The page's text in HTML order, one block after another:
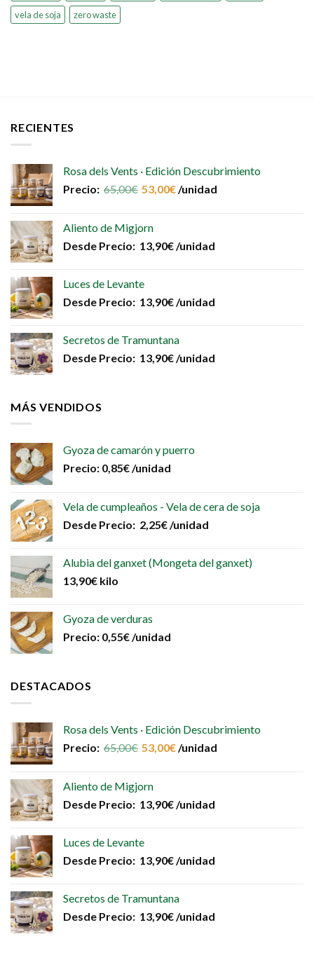
vela de soja
zero waste
RECIENTES
Rosa dels Vents · Edición Descubrimiento
Precio: 65,00€ 53,00€ /unidad
Aliento de Migjorn
Desde Precio: 13,90€ /unidad
Luces de Levante
Desde Precio: 13,90€ /unidad
Secretos de Tramuntana
Desde Precio: 13,90€ /unidad
MÁS VENDIDOS
Gyoza de camarón y puerro
Precio: 0,85€/unidad
Vela de cumpleaños - Vela de cera de soja
Desde Precio: 2,25€/unidad
Alubia del ganxet (Mongeta del ganxet)
13,90€ kilo
Gyoza de verduras
Precio: 0,55€/unidad
DESTACADOS
Rosa dels Vents · Edición Descubrimiento
Precio: 65,00€ 53,00€ /unidad
Aliento de Migjorn
Desde Precio: 13,90€ /unidad
Luces de Levante
Desde Precio: 13,90€ /unidad
Secretos de Tramuntana
Desde Precio: 13,90€ /unidad